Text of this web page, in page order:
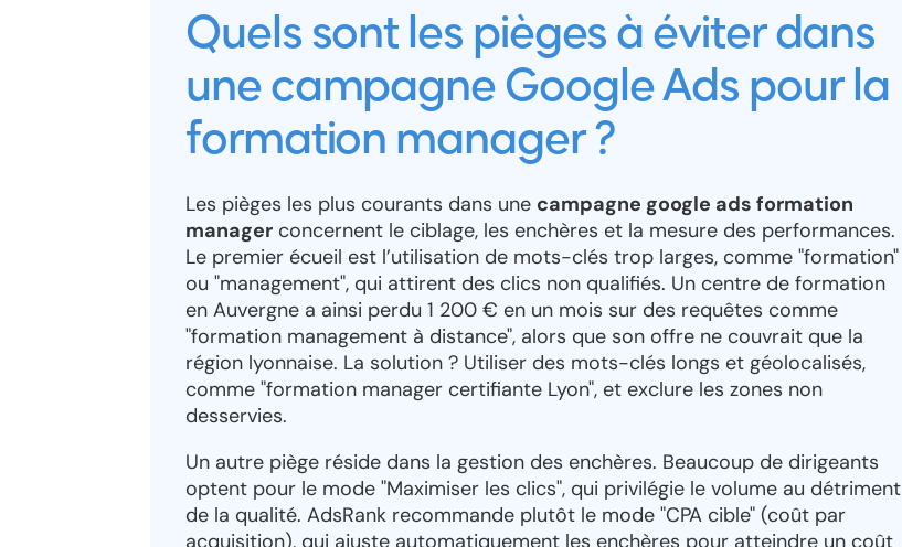
Quels sont les pièges à éviter dans
une campagne Google Ads pour la
formation manager ?
Les pièges les plus courants dans une campagne google ads formation
manager concernent le ciblage, les enchères et la mesure des performances.
Le premier écueil est l’utilisation de mots-clés trop larges, comme "formation"
ou "management", qui attirent des clics non qualifiés. Un centre de formation
en Auvergne a ainsi perdu 1 200 € en un mois sur des requêtes comme
"formation management à distance", alors que son offre ne couvrait que la
région lyonnaise. La solution ? Utiliser des mots-clés longs et géolocalisés,
comme "formation manager certifiante Lyon", et exclure les zones non
desservies.
Un autre piège réside dans la gestion des enchères. Beaucoup de dirigeants
optent pour le mode "Maximiser les clics", qui privilégie le volume au détriment
de la qualité. AdsRank recommande plutôt le mode "CPA cible" (coût par